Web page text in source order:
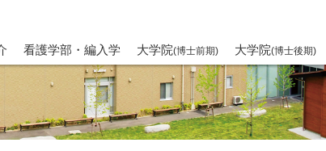
看護学部・編入学 大学院(博士前期) 大学院(博士後期)